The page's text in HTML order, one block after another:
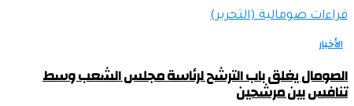
قراءات صومالية (التحرير)
الأخبار
الصومال يغلق باب الترشح لرئاسة مجلس الشعب وسط
تنافس بين مرشحين